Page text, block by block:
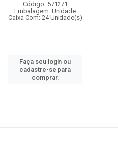
Código: 571271
Embalagem: Unidade
Caixa Com: 24 Unidade(s)
Faça seu login ou
cadastre-se para
comprar.